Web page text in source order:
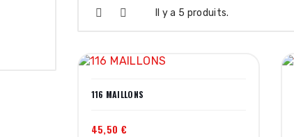
Il y a 5 produits.
116 MAILLONS
45,50 €